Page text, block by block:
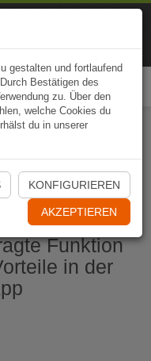
öffnen
Funktion
in der
gestalten und fortlaufend
Bestätigen des
zu. Über den
welche Cookies du
du in unserer
KONFIGURIEREN
AKZEPTIEREN